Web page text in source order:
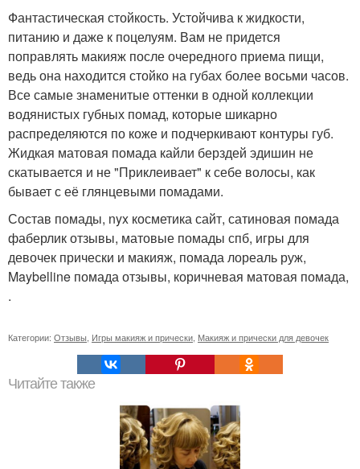
Фантастическая стойкость. Устойчива к жидкости,
питанию и даже к поцелуям. Вам не придется
поправлять макияж после очередного приема пищи,
ведь она находится стойко на губах более восьми часов.
Все самые знаменитые оттенки в одной коллекции
водянистых губных помад, которые шикарно
распределяются по коже и подчеркивают контуры губ.
Жидкая матовая помада кайли берздей эдишин не
скатывается и не "Приклеивает" к себе волосы, как
бывает с её глянцевыми помадами.
Состав помады, nyx косметика сайт, сатиновая помада
фаберлик отзывы, матовые помады спб, игры для
девочек прически и макияж, помада лореаль руж,
Maybelline помада отзывы, коричневая матовая помада,
.
Категории: Отзывы Игры макияж и прически Макияж и прически для девочек
Читайте также